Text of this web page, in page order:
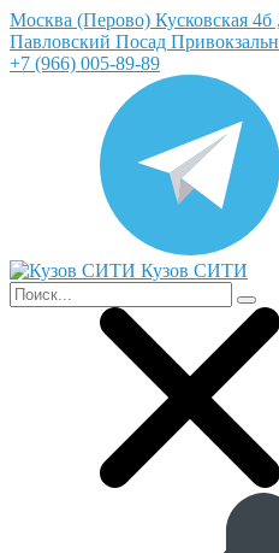
Москва (Перово) Кусковская 4б
Павловский Посад
+7 (966) 005-89-89
Кузов СИТИ